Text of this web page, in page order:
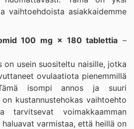
vaihtoehdoista asiakkaidemme
100 mg × 180 tablettia –
on usein suositeltu naisille, jotka
ovulaatiota pienemmillä
isompi annos ja suuri
kustannustehokas vaihtoehto
tarvitsevat voimakkaamman
varmistaa, että heillä on